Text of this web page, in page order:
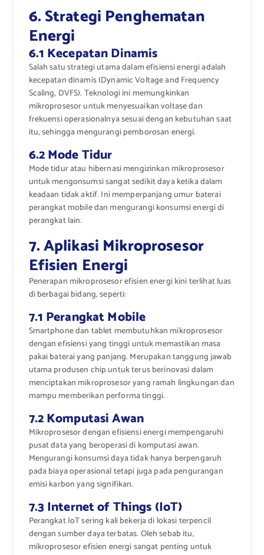
6. Strategi Penghematan
Energi
6.1 Kecepatan Dinamis
Salah satu strategi utama dalam efisiensi energi adalah
kecepatan dinamis (Dynamic Voltage and Frequency
Scaling, DVFS). Teknologi ini memungkinkan
mikroprosesor untuk menyesuaikan voltase dan
frekuensi operasionalnya sesuai dengan kebutuhan saat
itu, sehingga mengurangi pemborosan energi.
6.2 Mode Tidur
Mode tidur atau hibernasi mengizinkan mikroprosesor
untuk mengonsumsi sangat sedikit daya ketika dalam
keadaan tidak aktif. Ini memperpanjang umur baterai
perangkat mobile dan mengurangi konsumsi energi di
perangkat lain.
7. Aplikasi Mikroprosesor
Efisien Energi
Penerapan mikroprosesor efisien energi kini terlihat luas
di berbagai bidang, seperti:
7.1 Perangkat Mobile
Smartphone dan tablet membutuhkan mikroprosesor
dengan efisiensi yang tinggi untuk memastikan masa
pakai baterai yang panjang. Merupakan tanggung jawab
utama produsen chip untuk terus berinovasi dalam
menciptakan mikroprosesor yang ramah lingkungan dan
mampu memberikan performa tinggi.
7.2 Komputasi Awan
Mikroprosesor dengan efisiensi energi mempengaruhi
pusat data yang beroperasi di komputasi awan.
Mengurangi konsumsi daya tidak hanya berpengaruh
pada biaya operasional tetapi juga pada pengurangan
emisi karbon yang signifikan.
7.3 Internet of Things (IoT)
Perangkat IoT sering kali bekerja di lokasi terpencil
dengan sumber daya terbatas. Oleh sebab itu,
mikroprosesor efisien energi sangat penting untuk